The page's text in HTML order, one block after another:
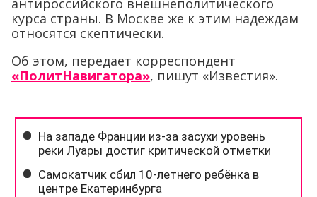
курса страны. В Москве же к этим надеждам
относятся скептически.
Об этом, передает корреспондент
«ПолитНавигатора», пишут «Известия».